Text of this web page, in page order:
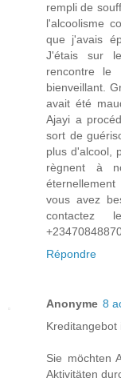
rempli de
l'alcoolisme
que j'avais
J'étais sur
rencontre le
bienveillant.
avait été
Ajayi a
sort de
plus d'alcool,
règnent à
vous avez
contactez
Répondre
Anonyme 8
Kreditangebot
Sie möchten
Aktivitäten